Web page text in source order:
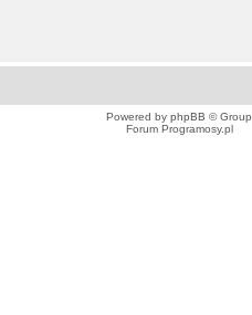
Powered by phpBB © Group
Forum Programosy.pl